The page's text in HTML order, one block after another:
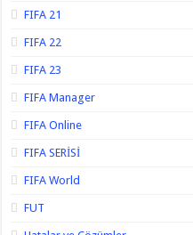
FIFA 21
FIFA 22
FIFA 23
FIFA Manager
FIFA Online
FIFA SERİSİ
FIFA World
FUT